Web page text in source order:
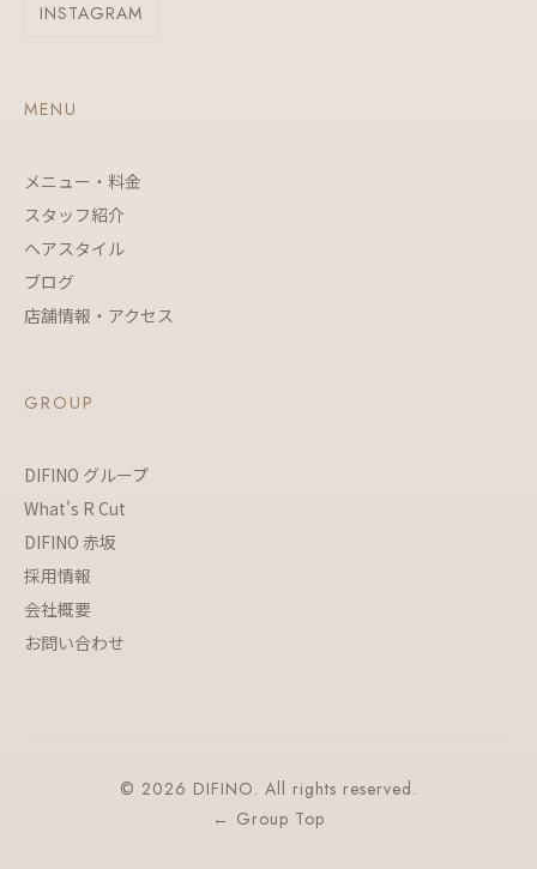
INSTAGRAM
MENU
メニュー・料金
スタッフ紹介
ヘアスタイル
ブログ
店舗情報・アクセス
GROUP
DIFINO グループ
What's R Cut
DIFINO 赤坂
採用情報
会社概要
お問い合わせ
© 2026 DIFINO. All rights reserved.
← Group Top